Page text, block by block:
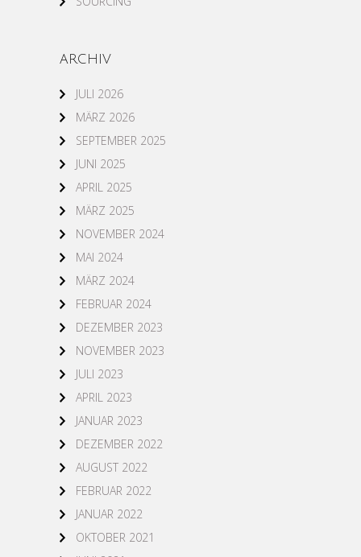
ARCHIV
JULI 2026
MÄRZ 2026
SEPTEMBER 2025
JUNI 2025
APRIL 2025
MÄRZ 2025
NOVEMBER 2024
MAI 2024
MÄRZ 2024
FEBRUAR 2024
DEZEMBER 2023
NOVEMBER 2023
JULI 2023
APRIL 2023
JANUAR 2023
DEZEMBER 2022
AUGUST 2022
FEBRUAR 2022
JANUAR 2022
OKTOBER 2021